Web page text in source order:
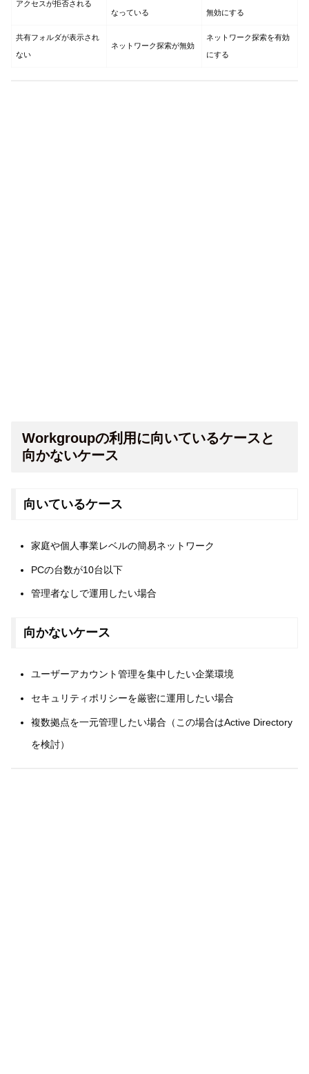
アクセスが拒否される
なっている
無効にする
共有フォルダが表示され
ない
ネットワーク探索が無効
ネットワーク探索を有効
にする
Workgroupの利用に向いているケースと
向かないケース
向いているケース
家庭や個人事業レベルの簡易ネットワーク
PCの台数が10台以下
管理者なしで運用したい場合
向かないケース
ユーザーアカウント管理を集中したい企業環境
セキュリティポリシーを厳密に運用したい場合
複数拠点を一元管理したい場合（この場合はActive Directory
を検討）